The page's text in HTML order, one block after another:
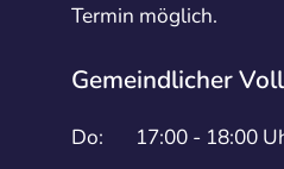
Termin möglich.
Gemeindlicher
Do: 17:00 - 18:00